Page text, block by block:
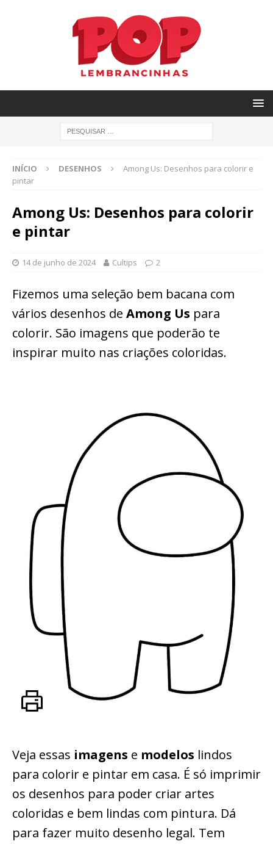
INÍCIO DESENHOS
Among Us: Desenhos para colorir e
pintar
Among Us: Desenhos para colorir
e pintar
14 de junho de 2024 Cultips 2
Fizemos uma seleção bem bacana com
vários desenhos de Among Us para
colorir. São imagens que poderão te
inspirar muito nas criações coloridas.
Veja essas imagens e modelos lindos
para colorir e pintar em casa. É só imprimir
os desenhos para poder criar artes
coloridas e bem lindas com pintura. Dá
para fazer muito desenho legal. Tem